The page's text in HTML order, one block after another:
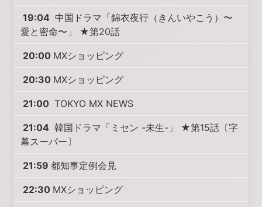
19:04 中国ドラマ「錦衣夜行（きんいやこう）〜
愛と密命〜」 ★第20話
20:00 MXショッピング
20:30 MXショッピング
21:00 TOKYO MX NEWS
21:04 韓国ドラマ「ミセン -未生-」 ★第15話〔字
幕スーパー〕
21:59 都知事定例会見
22:30 MXショッピング